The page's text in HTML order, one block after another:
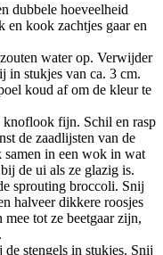
dubbele hoeveelheid
en kook zachtjes gaar en
water op. Verwijder
in stukjes van ca. 3 cm.
koud af om de kleur te
knoflook fijn. Schil en rasp
de zaadlijsten van de
samen in een wok in wat
de ui als ze glazig is.
sprouting broccoli. Snij
halveer dikkere roosjes
tot ze beetgaar zijn,
stengels in stukjes. Snij